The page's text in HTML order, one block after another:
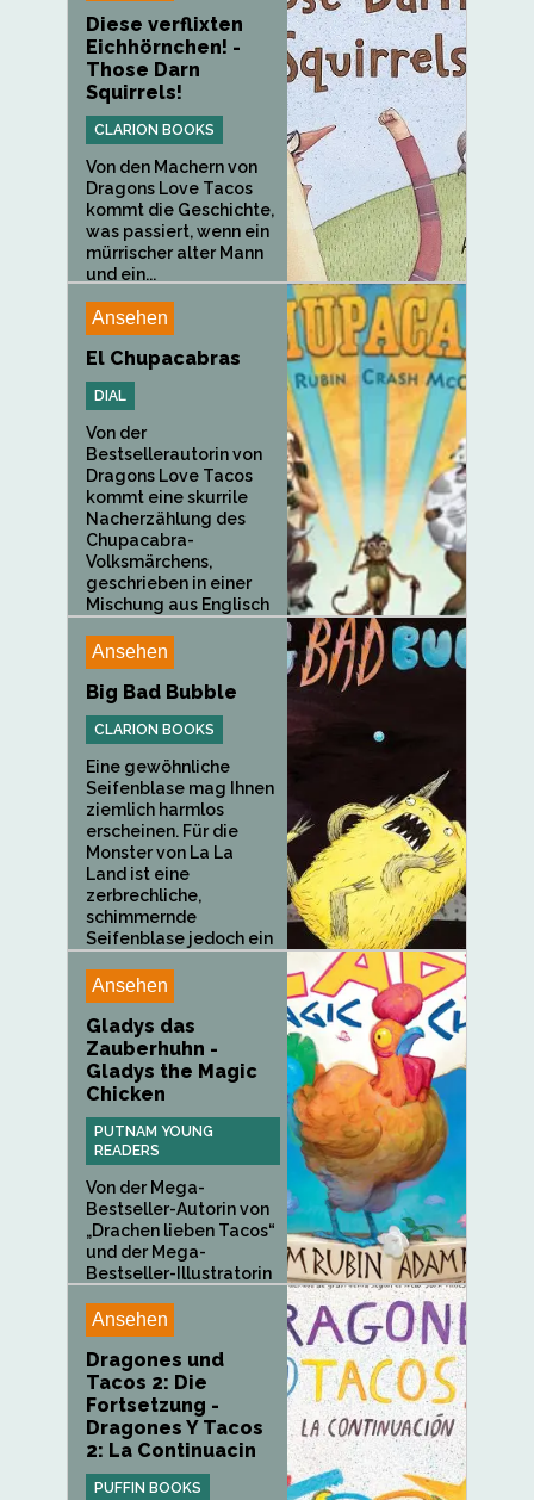
Diese verflixten
Eichhörnchen! -
Those Darn
Squirrels!
CLARION BOOKS
Von den Machern von
Dragons Love Tacos
kommt die Geschichte,
was passiert, wenn ein
mürrischer alter Mann
und ein...
Ansehen
El Chupacabras
DIAL
Von der
Bestsellerautorin von
Dragons Love Tacos
kommt eine skurrile
Nacherzählung des
Chupacabra-
Volksmärchens,
geschrieben in einer
Mischung aus Englisch
langer...
Ansehen
Big Bad Bubble
CLARION BOOKS
Eine gewöhnliche
Seifenblase mag Ihnen
ziemlich harmlos
erscheinen. Für die
Monster von La La
Land ist eine
zerbrechliche,
schimmernde
Seifenblase jedoch ein
Ansehen
Gladys das
Zauberhuhn -
Gladys the Magic
Chicken
PUTNAM YOUNG
READERS
Von der Mega-
Bestseller-Autorin von
„Drachen lieben Tacos“
und der Mega-
Bestseller-Illustratorin
Ansehen
Dragones und
Tacos 2: Die
Fortsetzung -
Dragones Y Tacos
2: La Continuacin
PUFFIN BOOKS